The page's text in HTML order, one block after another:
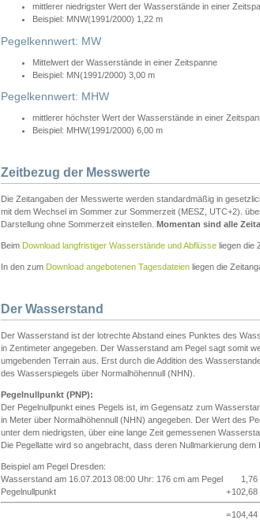
mittlerer niedrigster Wert der Wasserstände in einer
Beispiel: MNW(1991/2000) 1,22 m
Pegelkennwert: MW
Mittelwert der Wasserstände in einer Zeitspanne
Beispiel: MN(1991/2000) 3,00 m
Pegelkennwert: MHW
mittlerer höchster Wert der Wasserstände in einer
Beispiel: MHW(1991/2000) 6,00 m
Zeitbezug der Messwerte
Die Zeitangaben der Messwerte werden standardmäßig in
mit dem Wechsel im Sommer zur Sommerzeit (MESZ, UTC+2).
Darstellung ohne Sommerzeit einstellen. Momentan sind alle
Beim Download langfristiger Wasserstände und Abflüsse liegen die
In den zum Download angebotenen Tagesdateien liegen die
Der Wasserstand
Der Wasserstand ist der lotrechte Abstand eines Punktes des
in Zentimeter angegeben. Der Wasserstand am Pegel sagt somit
umgebenden Terrain aus. Erst durch die Addition des
des Wasserspiegels über Normalhöhennull (NHN).
Pegelnullpunkt (PNP):
Der Pegelnullpunkt eines Pegels ist, im Gegensatz zum
in Meter über Normalhöhennull (NHN) angegeben. Der Wert des
unter dem niedrigsten, über eine lange Zeit gemessenen
Die Pegellatte wird so angebracht, dass deren Nullmarkierung dem
Beispiel am Pegel Dresden:
Wasserstand am 16.07.2013 08:00 Uhr: 176 cm am Pegel
1,76
Pegelnullpunkt
+102,68
=104,44